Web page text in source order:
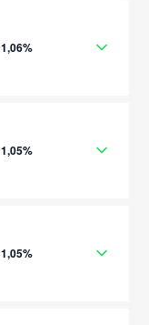
1,06%
1,05%
1,05%